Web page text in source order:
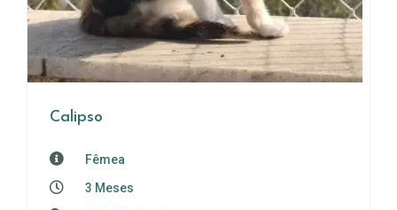
Calipso
Fêmea
3 Meses